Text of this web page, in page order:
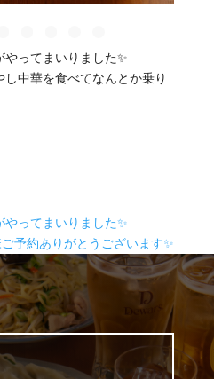
ってまいりました✨️
中華を食べてなんとか乗り
ってまいりました✨️
予約ありがとうございます✨️